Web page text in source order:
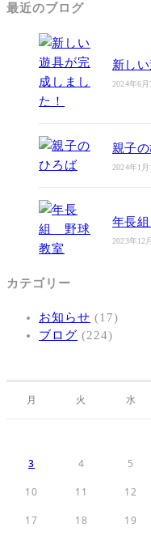
最近のブログ
新し
2024年6月
親子
2024年1月
年長
2023年12
カテゴリー
お知らせ (17)
ブログ (224)
月 火 水
3 4 5
10 11 12
17 18 19